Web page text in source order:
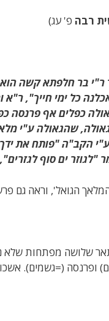
רבה פ' עג)
ר"י בר חלפתא קשה
כל ימי חייך",
כפלים אף פרנסה
שהגאולה ע"י
הקב"ה "פותח את ידך
"לגוזר ים סוף
הגואל', וראה גם
שלושה מפתחות שלא
ופרנסה (=גשמים).